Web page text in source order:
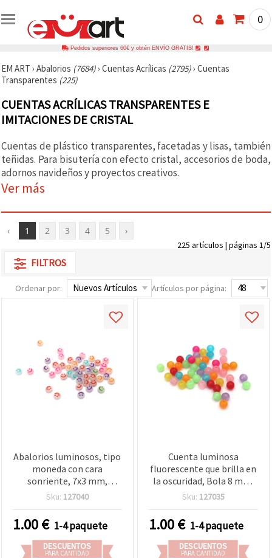
0
Pedidos superiores 60€ y obtén ENVÍO GRATIS!
EM ART › Abalorios (7684)› Cuentas Acrílicas (2795)› Cuentas
Transparentes (225)
CUENTAS ACRÍLICAS TRANSPARENTES E
IMITACIONES DE CRISTAL
Cuentas de plástico transparentes, facetadas y lisas, también
teñidas. Para bisutería con efecto cristal, accesorios de boda,
adornos navideños y proyectos creativos.
Ver más
‹ 1 2 3 4 5 ›
225 artículos | páginas 1/5
FILTROS
Ordenar por: Artículos por página:
Abalorios luminosos, tipo
moneda con cara
sonriente, 7x3 mm,
agujero: 1 mm, mezcla
Sku: 127040
1.00€ 1-4 paquete
DESCUENTOS
PARA CANTIDAD
Cuenta luminosa
fluorescente que brilla en
la oscuridad, Bola 8 mm,
Agujero 2 mm, MIX surtido
Sku: 127035
1.00€ 1-4 paquete
DESCUENTOS
PARA CANTIDAD